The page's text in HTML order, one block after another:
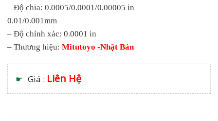
– Độ chia: 0.0005/0.0001/0.00005 in
0.01/0.001mm
– Độ chính xác: 0.0001 in
– Thương hiệu: Mitutoyo -Nhật Bản
☛ Giá : Liên Hệ